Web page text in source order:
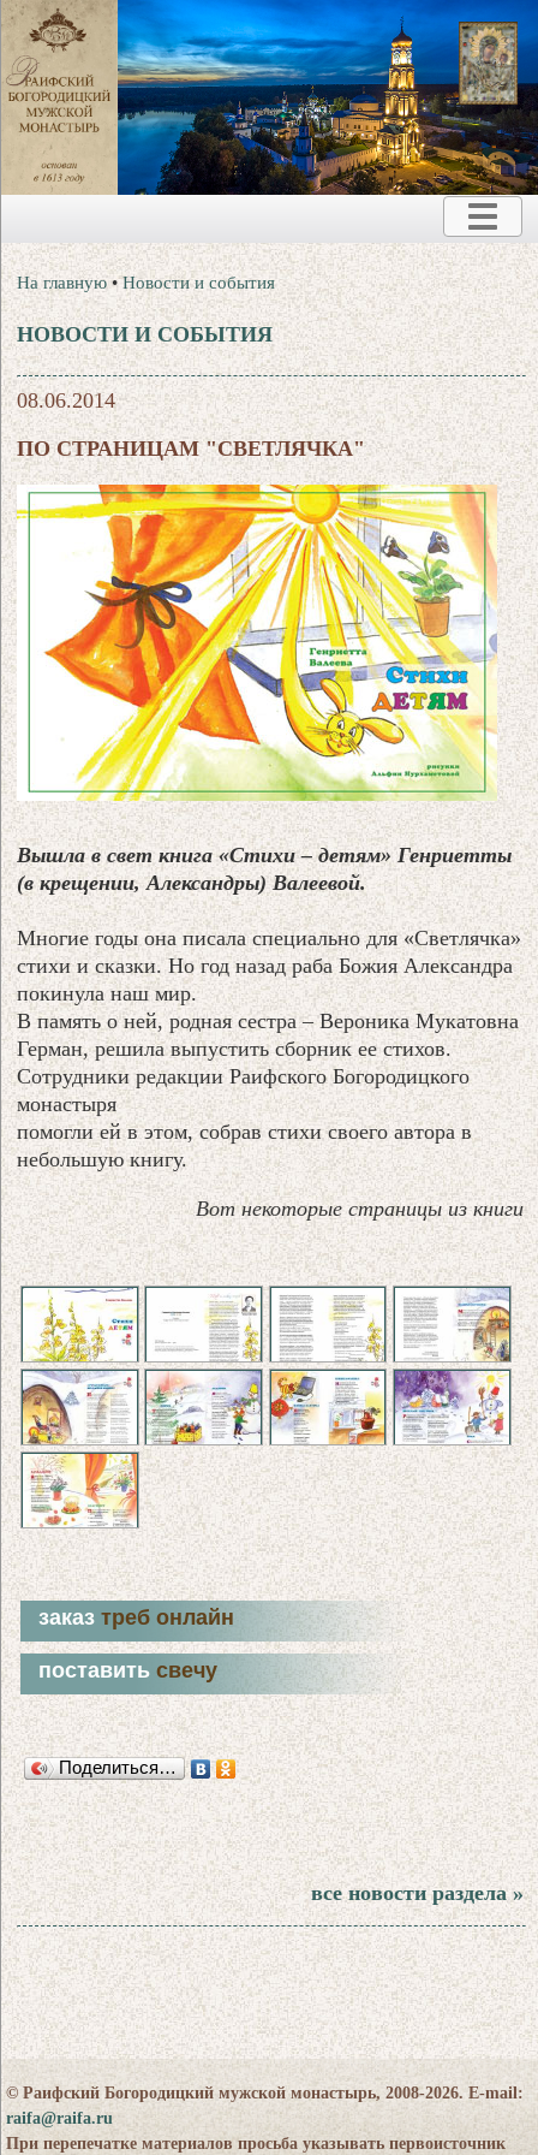
На главную •Новости и события
НОВОСТИ И СОБЫТИЯ
08.06.2014
ПО СТРАНИЦАМ "СВЕТЛЯЧКА"
Вышла в свет книга «Стихи – детям» Генриетты
(в крещении, Александры) Валеевой.
Многие годы она писала специально для «Светлячка»
стихи и сказки. Но год назад раба Божия Александра
покинула наш мир.
В память о ней, родная сестра – Вероника Мукатовна
Герман, решила выпустить сборник ее стихов.
Сотрудники редакции Раифского Богородицкого
монастыря
помогли ей в этом, собрав стихи своего автора в
небольшую книгу.
Вот некоторые страницы из книги
заказтреб онлайн
поставитьсвечу
Поделиться…
все новости раздела »
© Раифский Богородицкий мужской монастырь, 2008-2026. E-mail:
raifa@raifa.ru
При перепечатке материалов просьба указывать первоисточник